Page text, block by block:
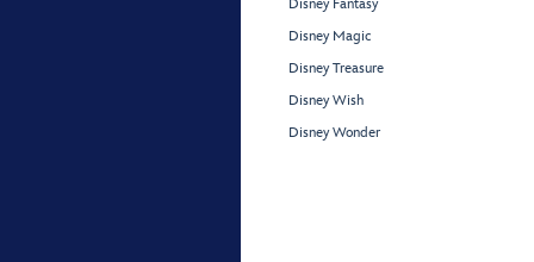
Disney Fantasy
Disney Magic
Disney Treasure
Disney Wish
Disney Wonder